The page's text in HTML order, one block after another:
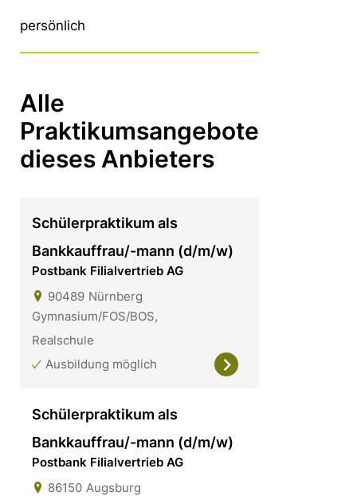
persönlich
Alle
Praktikumsangebote
dieses Anbieters
Schülerpraktikum als
Bankkauffrau/-mann (d/m/w)
Postbank Filialvertrieb AG
90489 Nürnberg
Gymnasium/FOS/BOS,
Realschule
Ausbildung möglich
Schülerpraktikum als
Bankkauffrau/-mann (d/m/w)
Postbank Filialvertrieb AG
86150 Augsburg